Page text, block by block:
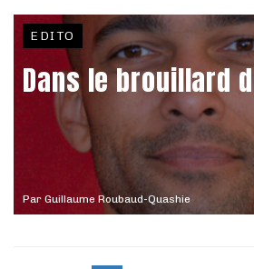
Par Guillaume Roubaud-Quashie
EDITO
Dans le brouillard